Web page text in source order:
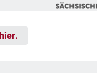
hier.